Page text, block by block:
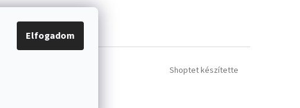
Elfogadom
Shoptet készítette